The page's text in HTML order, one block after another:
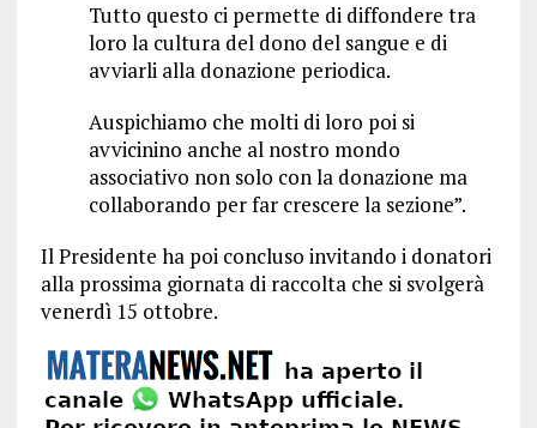
Tutto questo ci permette di diffondere tra
loro la cultura del dono del sangue e di
avviarli alla donazione periodica.
Auspichiamo che molti di loro poi si
avvicinino anche al nostro mondo
associativo non solo con la donazione ma
collaborando per far crescere la sezione”.
Il Presidente ha poi concluso invitando i donatori
alla prossima giornata di raccolta che si svolgerà
venerdì 15 ottobre.